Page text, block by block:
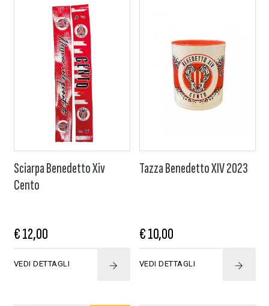
Sciarpa Benedetto Xiv
Cento
€ 12,00
VEDI DETTAGLI
Tazza Benedetto XIV 2023
€ 10,00
VEDI DETTAGLI